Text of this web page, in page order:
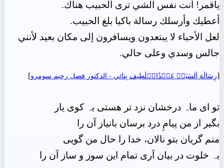
ياقمر! أنت نفس الشي ترى الحبيب هناك.
أعطيك وأرسلك رسالة باكيا بلغ الحبيب.
لعل الأحباء لا يبتعدون ويسافرون إلى مكان بعيد لأنني
جالس وسدي وعلى حالي.
[رِسَالَة اَلسَيَدۡ عَبۡدُالۡلَطِيف بِتائي - الدکتور فضل رحیم سومرو]
تو ای ماہ درخشان نزد تر ھستی بہ کوی یار
بگیر از من پیامِ درد برسان بانیاز آن را
منم گریان بتو نالان، خدا را حال من گویی
بہ خلوت در بیان آری تمام این سوز و ساز آن را